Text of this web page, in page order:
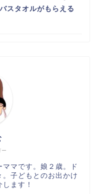
スタオルがもらえる
マです。娘２歳。ド
子どもとのお出かけ
ます！